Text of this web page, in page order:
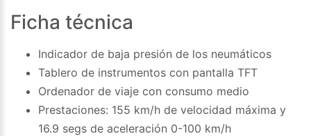
Ficha técnica
Indicador de baja presión de los neumáticos
Tablero de instrumentos con pantalla TFT
Ordenador de viaje con consumo medio
Prestaciones: 155 km/h de velocidad máxima y
16.9 segs de aceleración 0-100 km/h